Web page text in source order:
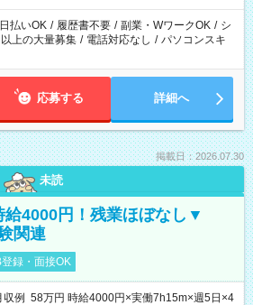
日払いOK / 履歴書不要 / 副業・WワークOK / シ
上の大量募集 / 電話対応なし / パソコンスキ
応募する 詳細へ
掲載日：2026.07.30
未読
給4000円！残業ほぼなし▼
関連
録・面接OK
例 58万円 時給4000円×実働7h15m×週5日×4